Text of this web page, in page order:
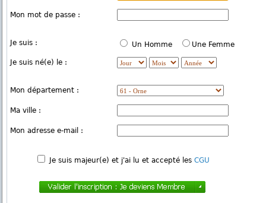
Mon mot de passe :
Je suis : Un Homme Une Femme
Je suis né(e) le :
Mon département :
Ma ville :
Mon adresse e-mail :
Je suis majeur(e) et j'ai lu et accepté les CGU